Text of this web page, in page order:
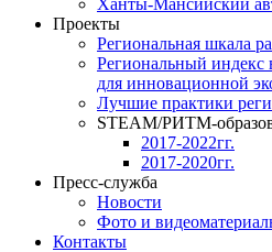
Проекты
Региональная шкала
Региональный индекс
для инновационной
Лучшие практики
STEAM/РИТМ-
2017-2022гг.
2017-2020гг.
Пресс-служба
Новости
Фото и
Контакты